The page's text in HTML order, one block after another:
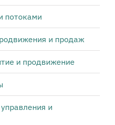
потоками
и продаж
и продвижение
и